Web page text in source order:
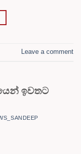
Leave a comment
ඉවතට